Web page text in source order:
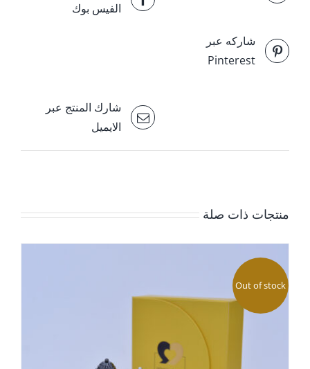
الفيس بوك
شاركه عبر
Pinterest
شارك المنتج عبر
الايميل
منتجات ذات صلة
Out of stock